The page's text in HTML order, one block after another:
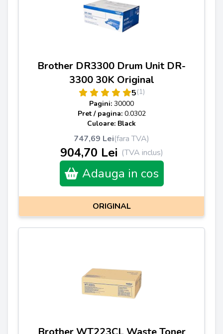
Brother DR3300 Drum Unit DR-
3300 30K Original
5(1)
Pagini: 30000
Pret / pagina: 0.0302
Culoare: Black
747,69 Lei(fara TVA)
904,70 Lei (TVA inclus)
Adauga in cos
ORIGINAL